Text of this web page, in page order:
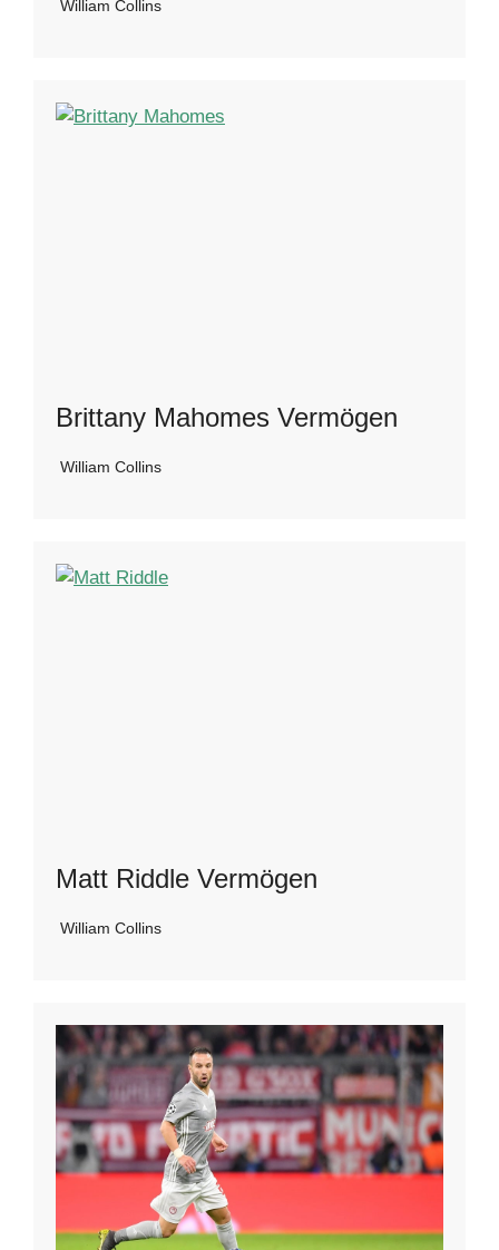
William Collins
Brittany Mahomes Vermögen
William Collins
Matt Riddle Vermögen
William Collins